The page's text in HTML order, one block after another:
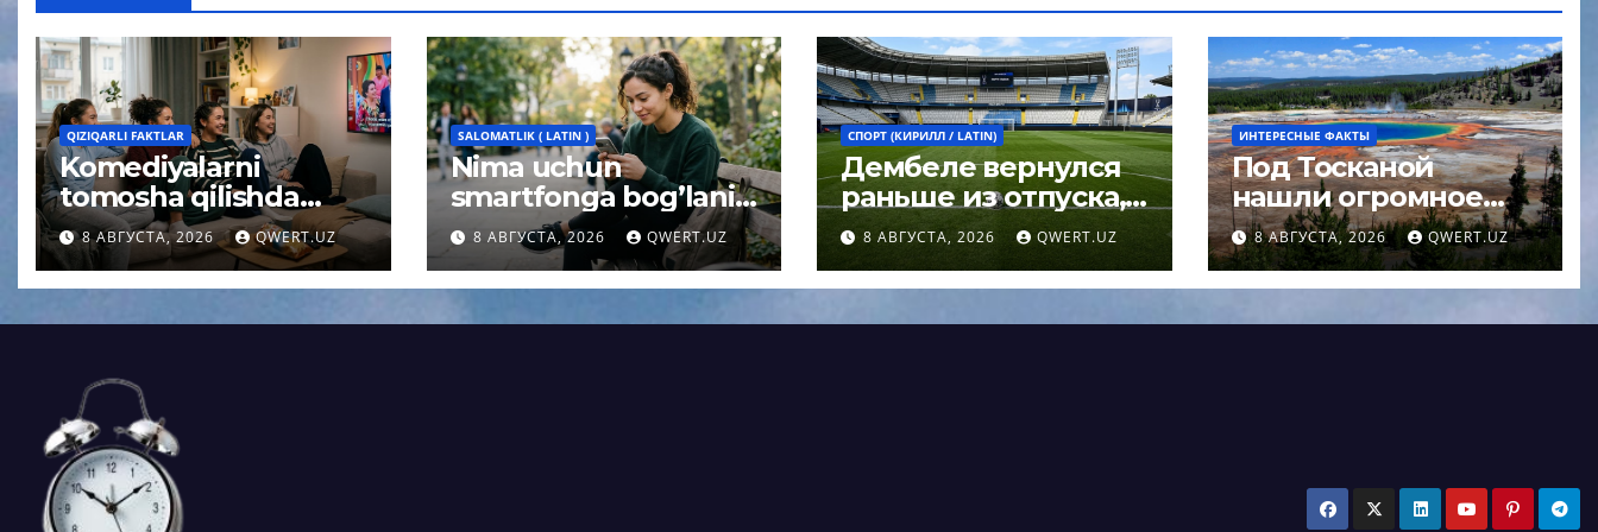
QIZIQARLI FAKTLAR
Komediyalarni
tomosha qilishda
miya uchun
kutilmagan effekt
aniqlandi
8 АВГУСТА, 2026 QWERT.UZ
SALOMATLIK ( LATIN )
Nima uchun
smartfonga bog’lanib
qolish umrni
qisqartirishi mumkin:
psixolog javobi
8 АВГУСТА, 2026 QWERT.UZ
СПОРТ (КИРИЛЛ / LATIN)
Дембеле вернулся
раньше из отпуска,
чтобы сыграть в
Суперкубке УЕФА
8 АВГУСТА, 2026 QWERT.UZ
ИНТЕРЕСНЫЕ ФАКТЫ
Под Тосканой
нашли огромное
море магмы
8 АВГУСТА, 2026 QWERT.UZ